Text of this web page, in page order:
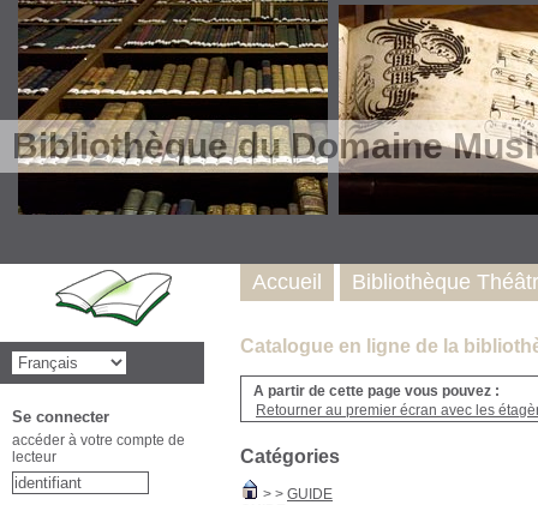
Bibliothèque du Domaine
Catalogue en ligne de la
A partir de cette page vous pouvez :
Retourner au premier écran avec les
Catégories
> > GUIDE
Accueil Bibliothèque
Se connecter
accéder à votre compte de
lecteur